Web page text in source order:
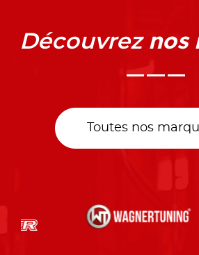
Découvrez nos
Toutes nos